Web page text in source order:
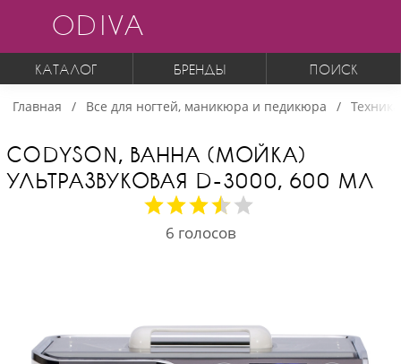
ODIVA
КАТАЛОГ БРЕНДЫ ПОИСК
Главная Все для ногтей, маникюра и педикюра
CODYSON, ВАННА (МОЙКА)
УЛЬТРАЗВУКОВАЯ D-3000, 600 МЛ
6 голосов